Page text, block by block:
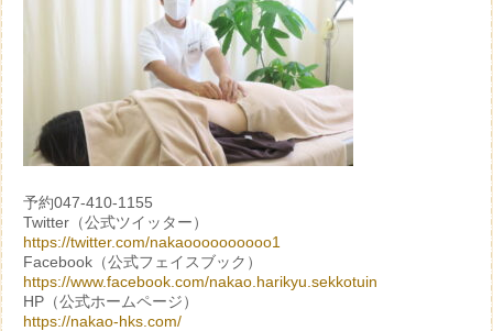
予約047-410-1155
Twitter（公式ツイッター）
https://twitter.com/nakaoooooooooo1
Facebook（公式フェイスブック）
https://www.facebook.com/nakao.harikyu.sekkotuin
HP（公式ホームページ）
https://nakao-hks.com/